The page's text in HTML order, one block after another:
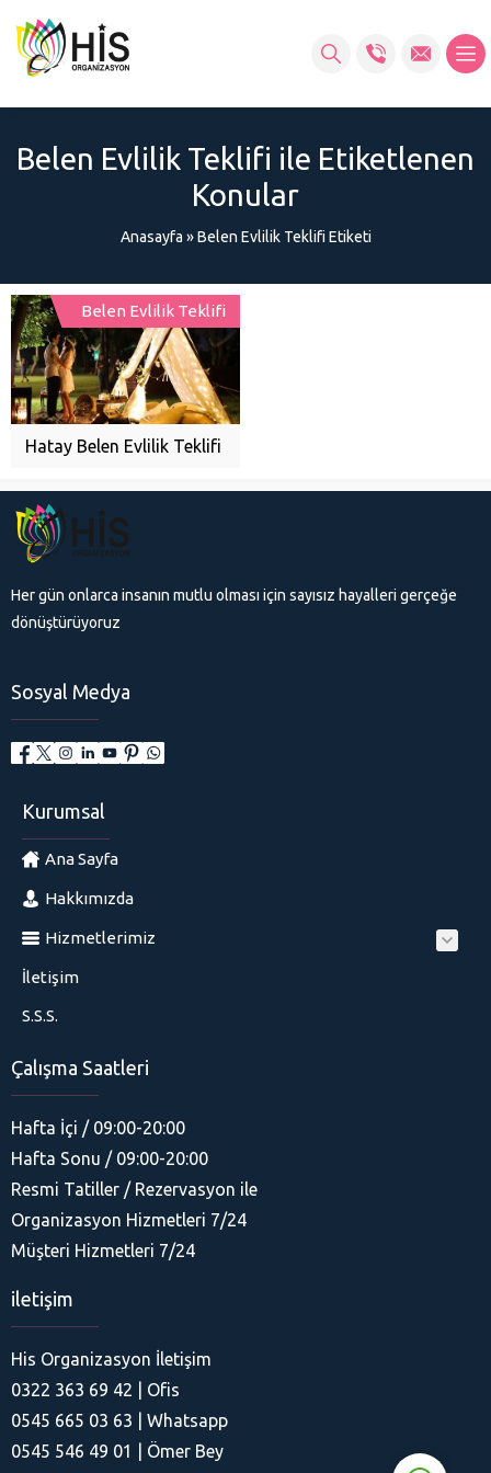
Belen Evlilik Teklifi ile Etiketlenen
Konular
Anasayfa »Belen Evlilik Teklifi Etiketi
Belen Evlilik Teklifi
Hatay Belen Evlilik Teklifi
Her gün onlarca insanın mutlu olması için sayısız hayalleri gerçeğe
dönüştürüyoruz
Sosyal Medya
Kurumsal
Ana Sayfa
Hakkımızda
Hizmetlerimiz
İletişim
S.S.S.
Çalışma Saatleri
Hafta İçi / 09:00-20:00
Hafta Sonu / 09:00-20:00
Resmi Tatiller / Rezervasyon ile
Organizasyon Hizmetleri 7/24
Müşteri Hizmetleri 7/24
iletişim
His Organizasyon İletişim
0322 363 69 42 | Ofis
0545 665 03 63 | Whatsapp
0545 546 49 01 | Ömer Bey
His Organizasyon